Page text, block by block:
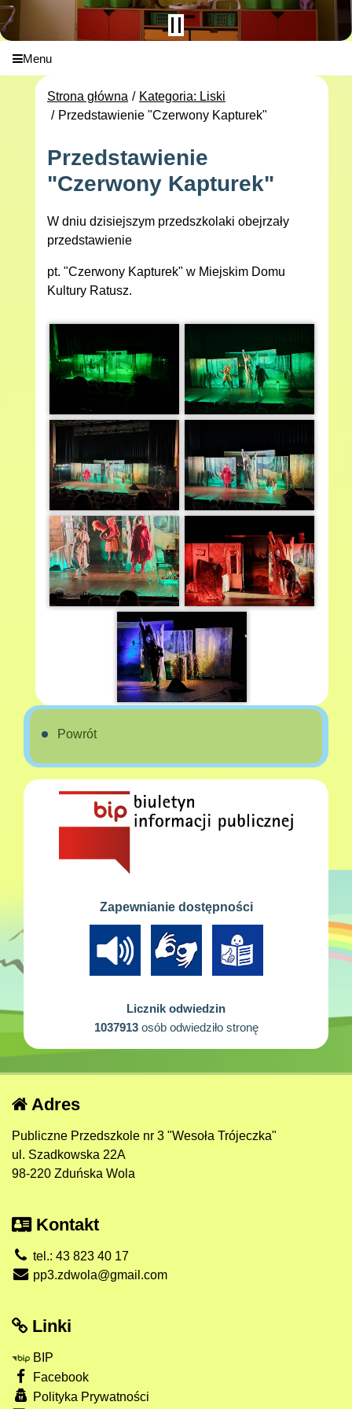
Menu
Strona główna
Kategoria: Liski
Przedstawienie "Czerwony Kapturek"
Przedstawienie
"Czerwony Kapturek"
W dniu dzisiejszym przedszkolaki obejrzały
przedstawienie
pt. "Czerwony Kapturek" w Miejskim Domu
Kultury Ratusz.
Powrót
Zapewnianie dostępności
Licznik odwiedzin
1037913osób odwiedziło stronę
Adres
Publiczne Przedszkole nr 3 "Wesoła Trójeczka"
ul. Szadkowska 22A
98-220 Zduńska Wola
Kontakt
tel.: 43 823 40 17
pp3.zdwola@gmail.com
Linki
BIP
Facebook
Polityka Prywatności